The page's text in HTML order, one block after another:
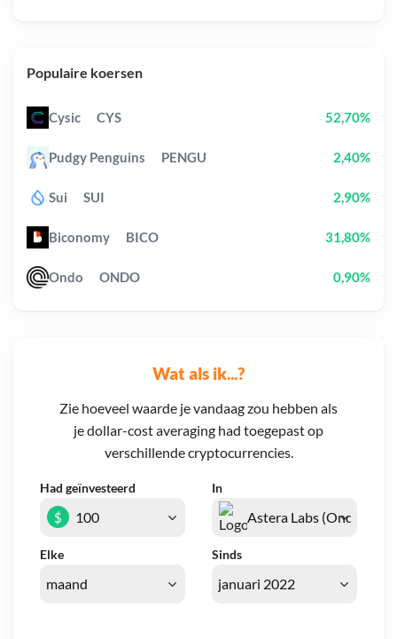
Wat als ik...?
Zie hoeveel waarde je vandaag zou hebben als
je dollar-cost averaging had toegepast op
verschillende cryptocurrencies.
Had geïnvesteerd In
Elke Sinds
$
Populaire koersen
Cysic CYS 52,70%
Pudgy Penguins PENGU 2,40%
Sui SUI 2,90%
Biconomy BICO 31,80%
Ondo ONDO 0,90%